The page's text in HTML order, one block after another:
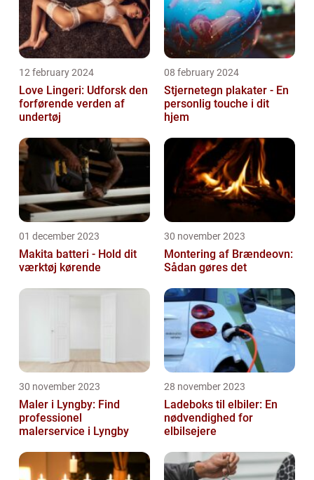
12 february 2024
Love Lingeri: Udforsk den
forførende verden af
undertøj
08 february 2024
Stjernetegn plakater - En
personlig touche i dit
hjem
01 december 2023
Makita batteri - Hold dit
værktøj kørende
30 november 2023
Montering af Brændeovn:
Sådan gøres det
30 november 2023
Maler i Lyngby: Find
professionel
malerservice i Lyngby
28 november 2023
Ladeboks til elbiler: En
nødvendighed for
elbilsejere